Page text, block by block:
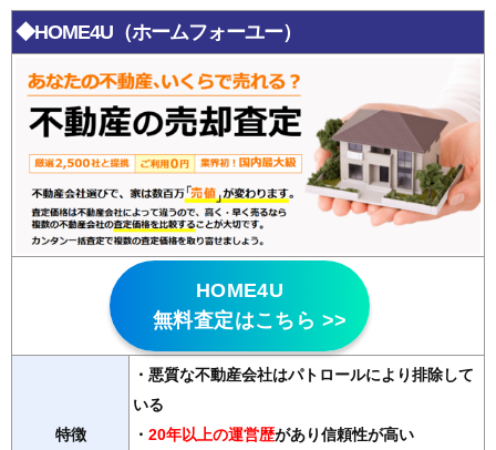
◆HOME4U（ホームフォーユー）
HOME4U
無料査定はこちら >>
特徴
・悪質な不動産会社はパトロールにより排除して
いる
・ 20年以上の運営歴があり信頼性が高い